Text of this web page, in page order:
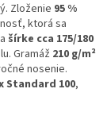
Zloženie 95 %
ktorá sa
šírke cca 175/180
Gramáž 210 g/m²
nosenie.
Standard 100,